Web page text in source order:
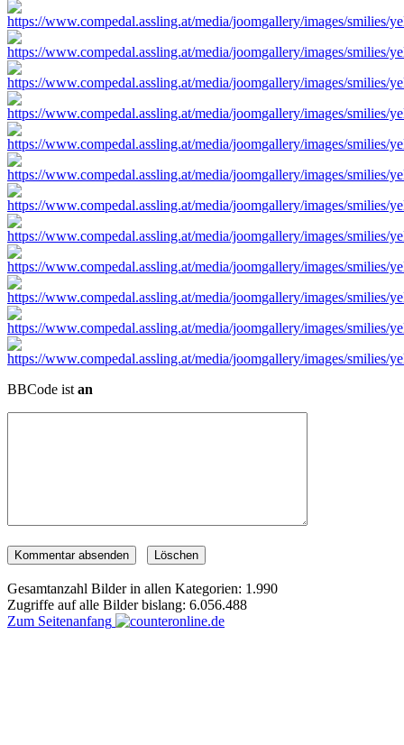
BBCode ist an
Gesamtanzahl Bilder in allen Kategorien: 1.990
Zugriffe auf alle Bilder bislang: 6.056.488
Zum Seitenanfang